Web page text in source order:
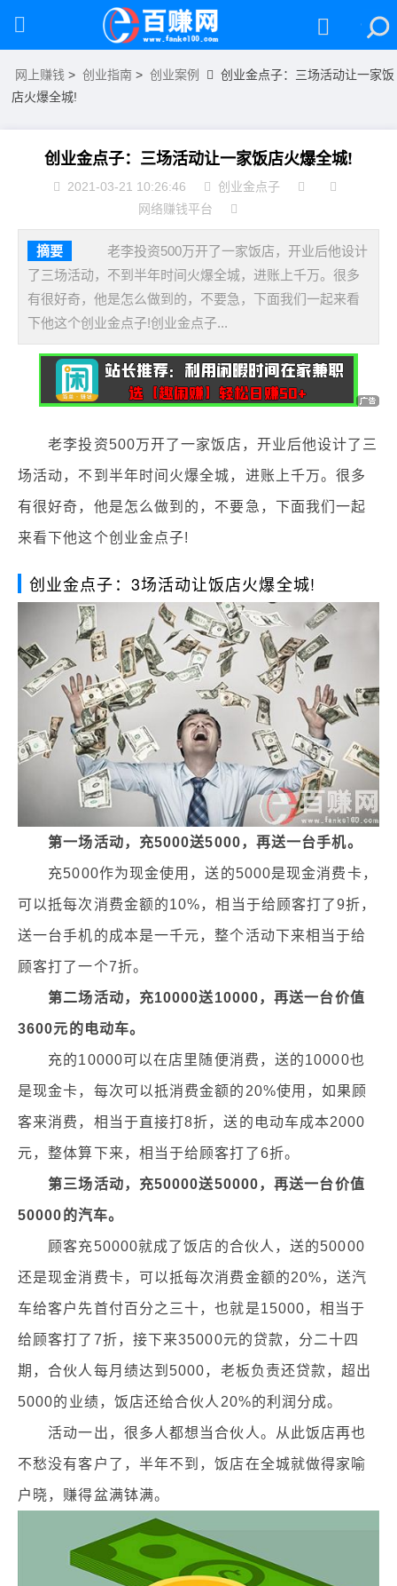
网上赚钱 > 创业指南 > 创业案例
创业金点子：三场活动让一家饭
店火爆全城!
创业金点子：三场活动让一家饭店火爆全城!
2021-03-21 10:26:46
创业金点子
网络赚钱平台
摘要
老李投资500万开了一家饭店，开业后他设计
了三场活动，不到半年时间火爆全城，进账上千万。很多
有很好奇，他是怎么做到的，不要急，下面我们一起来看
下他这个创业金点子!创业金点子...
老李投资500万开了一家饭店，开业后他设计了三
场活动，不到半年时间火爆全城，进账上千万。很多
有很好奇，他是怎么做到的，不要急，下面我们一起
来看下他这个创业金点子!
创业金点子：3场活动让饭店火爆全城!
第一场活动，充5000送5000，再送一台手机。
充5000作为现金使用，送的5000是现金消费卡，
可以抵每次消费金额的10%，相当于给顾客打了9折，
送一台手机的成本是一千元，整个活动下来相当于给
顾客打了一个7折。
第二场活动，充10000送10000，再送一台价值
3600元的电动车。
充的10000可以在店里随便消费，送的10000也
是现金卡，每次可以抵消费金额的20%使用，如果顾
客来消费，相当于直接打8折，送的电动车成本2000
元，整体算下来，相当于给顾客打了6折。
第三场活动，充50000送50000，再送一台价值
50000的汽车。
顾客充50000就成了饭店的合伙人，送的50000
还是现金消费卡，可以抵每次消费金额的20%，送汽
车给客户先首付百分之三十，也就是15000，相当于
给顾客打了7折，接下来35000元的贷款，分二十四
期，合伙人每月绩达到5000，老板负责还贷款，超出
5000的业绩，饭店还给合伙人20%的利润分成。
活动一出，很多人都想当合伙人。从此饭店再也
不愁没有客户了，半年不到，饭店在全城就做得家喻
户晓，赚得盆满钵满。